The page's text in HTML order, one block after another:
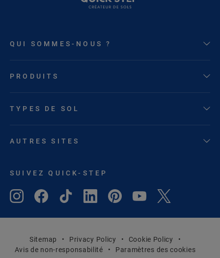
QUI SOMMES-NOUS ?
PRODUITS
TYPES DE SOL
AUTRES SITES
SUIVEZ QUICK-STEP
Sitemap Privacy Policy
Cookie Policy
Avis de non-responsabilité
Paramètres des cookies